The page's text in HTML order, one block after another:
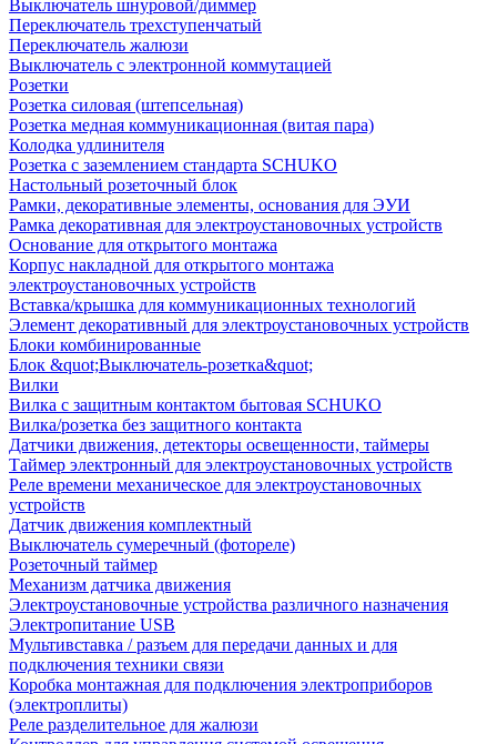
Выключатель шнуровой/диммер
Переключатель трехступенчатый
Переключатель жалюзи
Выключатель с электронной коммутацией
Розетки
Розетка силовая (штепсельная)
Розетка медная коммуникационная (витая пара)
Колодка удлинителя
Розетка с заземлением стандарта SCHUKO
Настольный розеточный блок
Рамки, декоративные элементы, основания для ЭУИ
Рамка декоративная для электроустановочных устройств
Основание для открытого монтажа
Корпус накладной для открытого монтажа
электроустановочных устройств
Вставка/крышка для коммуникационных технологий
Элемент декоративный для электроустановочных устройств
Блоки комбинированные
Блок &quot;Выключатель-розетка&quot;
Вилки
Вилка с защитным контактом бытовая SCHUKO
Вилка/розетка без защитного контакта
Датчики движения, детекторы освещенности, таймеры
Таймер электронный для электроустановочных устройств
Реле времени механическое для электроустановочных
устройств
Датчик движения комплектный
Выключатель сумеречный (фотореле)
Розеточный таймер
Механизм датчика движения
Электроустановочные устройства различного назначения
Электропитание USB
Мультивставка / разъем для передачи данных и для
подключения техники связи
Коробка монтажная для подключения электроприборов
(электроплиты)
Реле разделительное для жалюзи